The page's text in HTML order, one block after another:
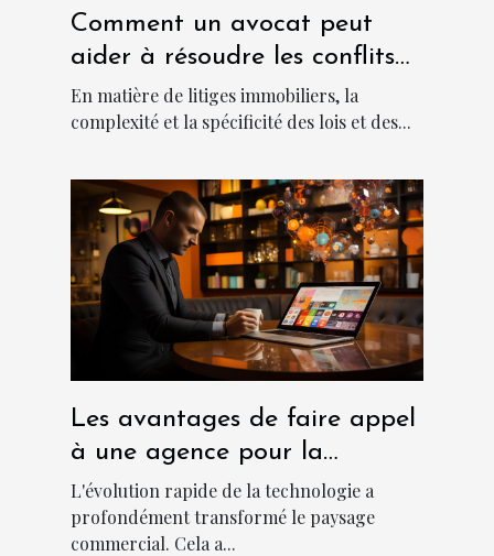
Comment un avocat peut
aider à résoudre les conflits
immobiliers
En matière de litiges immobiliers, la
complexité et la spécificité des lois et des...
Les avantages de faire appel
à une agence pour la
création d'applications
métiers sur mesure
L'évolution rapide de la technologie a
profondément transformé le paysage
commercial. Cela a...